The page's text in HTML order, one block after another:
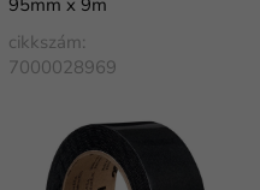
95mm x 9m
cikkszám:
7000028969